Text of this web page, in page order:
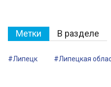
Метки В разделе
#Липецк #Липецкая